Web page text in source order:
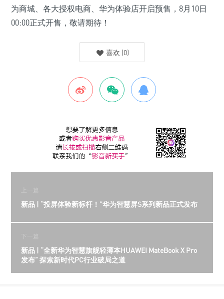
为商城、各大授权电商、华为体验店开启预售，8月10日
00:00正式开售，敬请期待！
喜欢 (0)
上一篇
新品 | “投屏体验新标杆！”华为智慧屏S系列新品正式发布
下一篇
新品 | “全新华为智慧旗舰轻薄本HUAWEI MateBook X Pro
发布” 探索新时代PC行业破局之道